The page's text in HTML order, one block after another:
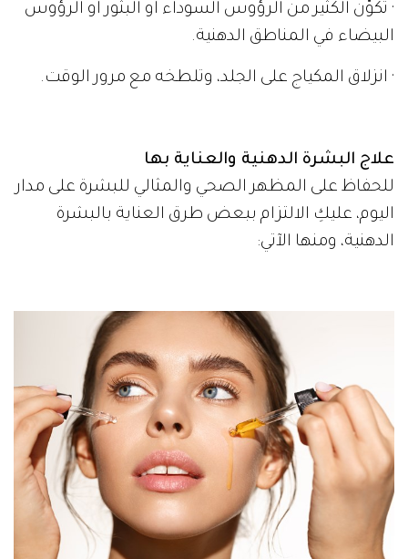
· تكوّن الكثير من الرؤوس السوداء أو البثور أو الرؤوس
البيضاء في المناطق الدهنية.
· انزلاق المكياج على الجلد، وتلطخه مع مرور الوقت.
علاج البشرة الدهنية والعناية بها
للحفاظ على المظهر الصحي والمثالي للبشرة على مدار
اليوم، عليكِ الالتزام ببعض طرق العناية بالبشرة
الدهنية، ومنها الآتي: